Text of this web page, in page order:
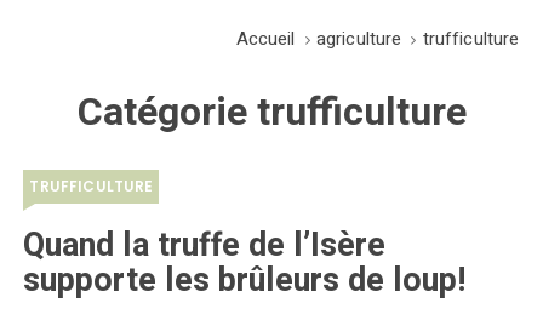
Accueil agriculture trufficulture
Catégorietrufficulture
TRUFFICULTURE
Quand la truffe de l’Isère
supporte les brûleurs de loup!